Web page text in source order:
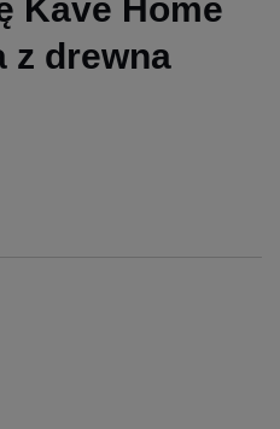
Kave Home
z drewna